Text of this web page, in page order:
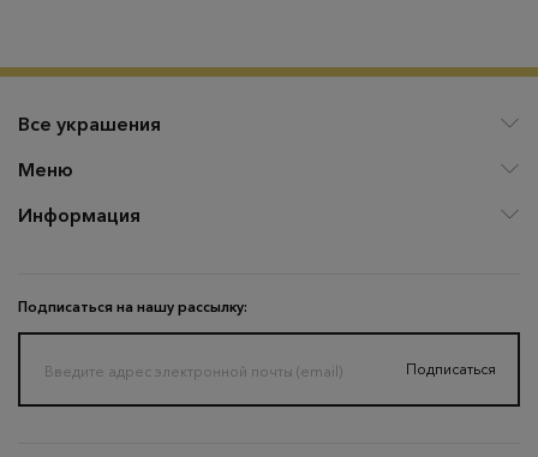
Подписаться на нашу рассылку:
Подписаться
Все украшения
Меню
Информация